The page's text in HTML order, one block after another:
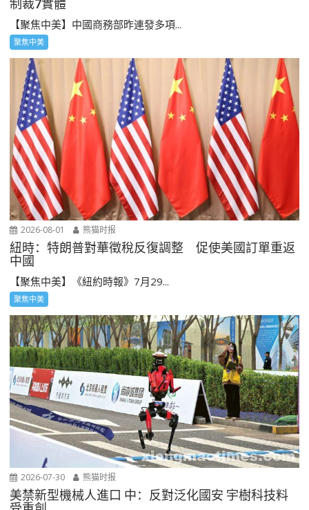
制裁7實體
【聚焦中美】中國商務部昨連發多項...
聚焦中美
2026-08-01 熊猫时报
紐時：特朗普對華徵稅反復調整 促使美國訂單重返
中國
【聚焦中美】《紐約時報》7月29...
聚焦中美
2026-07-30 熊猫时报
美禁新型機械人進口 中：反對泛化國安 宇樹科技料